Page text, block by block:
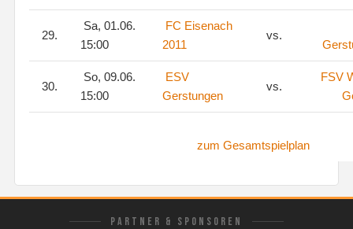
29.
Sa, 01.06.
15:00
FC Eisenach
2011
vs.
30.
So, 09.06.
15:00
ESV
Gerstungen
vs.
FSV
zum Gesamtspielplan
PARTNER & SPONSOREN